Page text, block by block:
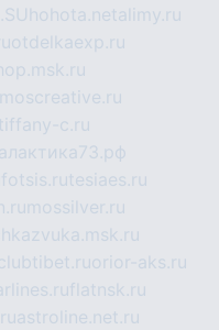
hohota.netalimy.ru
otdelkaexp.ru
tiffany-c.ru
галактика73.рф
fotsis.rutesiaes.ru
mossilver.ru
orior-aks.ru
flatnsk.ru
astroline.net.ru